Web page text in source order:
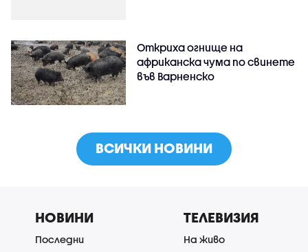
Откриха огнище на
африканска чума по свинете
във Варненско
ВСИЧКИ НОВИНИ
НОВИНИ
Последни
ТЕЛЕВИЗИЯ
На живо